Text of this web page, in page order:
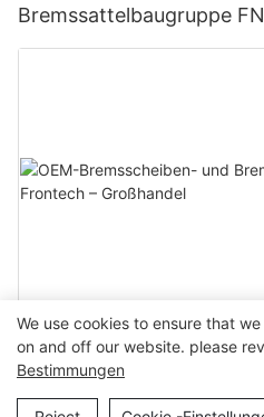
Bremssattelbaugruppe
OEM-Bremsscheiben-
für Pkw | Frontech –
We use cookies to ensure that
on and off our website. please
Bestimmungen